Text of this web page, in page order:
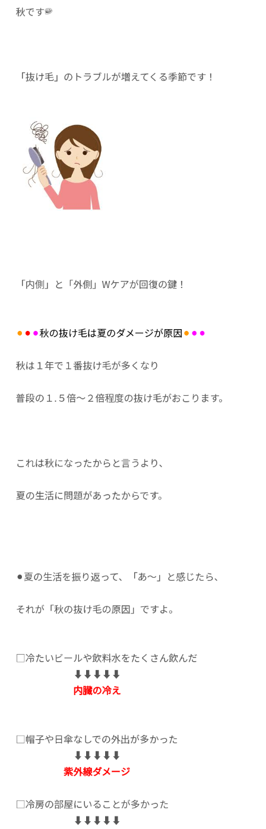
秋です
「抜け毛」のトラブルが増えてくる季節です！
「内側」と「外側」Wケアが回復の鍵！
⚫︎ ⚫︎ ⚫︎秋の抜け毛は夏のダメージが原因⚫︎ ⚫︎⚫︎
秋は１年で１番抜け毛が多くなり
普段の１.５倍〜２倍程度の抜け毛がおこります。
これは秋になったからと言うより、
夏の生活に問題があったからです。
⚫︎夏の生活を振り返って、「あ〜」と感じたら、
それが「秋の抜け毛の原因」ですよ。
□冷たいビールや飲料水をたくさん飲んだ
⬇︎⬇︎⬇︎⬇︎⬇︎
内臓の冷え
□帽子や日傘なしでの外出が多かった
⬇︎⬇︎⬇︎⬇︎⬇︎
紫外線ダメージ
□冷房の部屋にいることが多かった
⬇︎⬇︎⬇︎⬇︎⬇︎